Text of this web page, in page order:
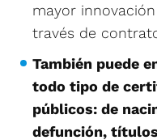
mayor
través de
También puede
todo tipo de
públicos: de
defunción,